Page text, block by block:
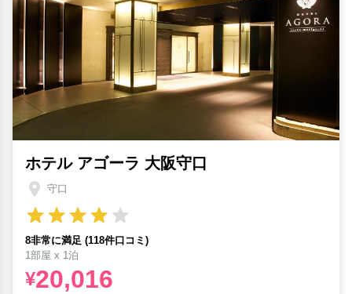
ホテル アゴーラ 大阪守口
守口
8非常に満足 (118件口コミ)
1部屋 x 1泊
¥20,016